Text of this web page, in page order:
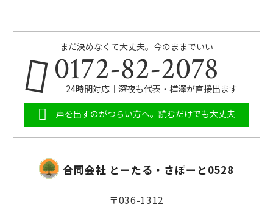
まだ決めなくて大丈夫。今のままでいい
0172-82-2078
24時間対応｜深夜も代表・樺澤が直接出ます
声を出すのがつらい方へ。読むだけでも大丈夫
合同会社 とーたる・さぽーと0528
〒036-1312